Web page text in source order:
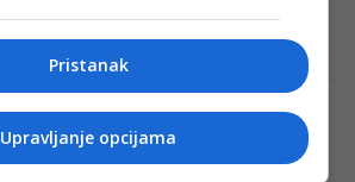
od…
Sop·01/08/2024
Sarajeva tvrdi: Trebamo biti
ove sezone
Pristanak
Upravljanje opcijama